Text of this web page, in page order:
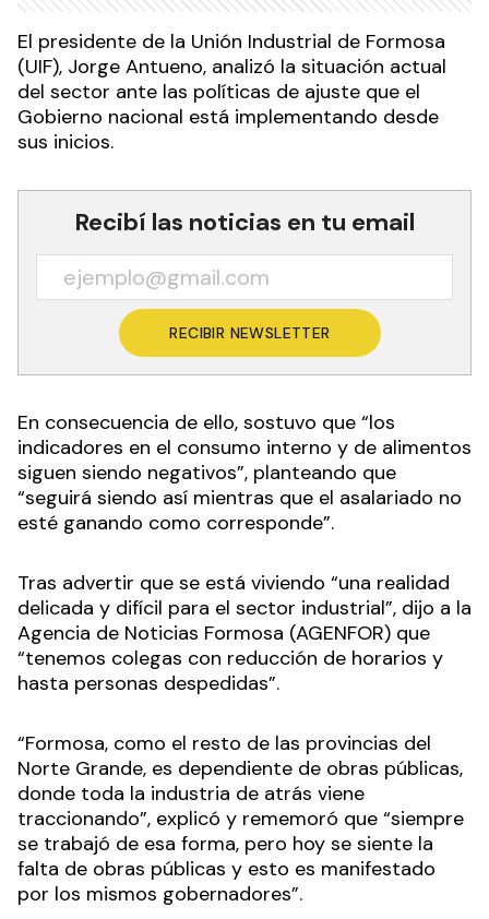
El presidente de la Unión Industrial de Formosa
(UIF), Jorge Antueno, analizó la situación actual
del sector ante las políticas de ajuste que el
Gobierno nacional está implementando desde
sus inicios.
Recibí las noticias en tu email
RECIBIR NEWSLETTER
En consecuencia de ello, sostuvo que “los
indicadores en el consumo interno y de alimentos
siguen siendo negativos”, planteando que
“seguirá siendo así mientras que el asalariado no
esté ganando como corresponde”.
Tras advertir que se está viviendo “una realidad
delicada y difícil para el sector industrial”, dijo a la
Agencia de Noticias Formosa (AGENFOR) que
“tenemos colegas con reducción de horarios y
hasta personas despedidas”.
“Formosa, como el resto de las provincias del
Norte Grande, es dependiente de obras públicas,
donde toda la industria de atrás viene
traccionando”, explicó y rememoró que “siempre
se trabajó de esa forma, pero hoy se siente la
falta de obras públicas y esto es manifestado
por los mismos gobernadores”.